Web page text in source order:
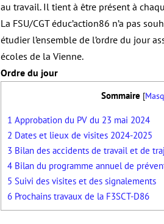
au travail. Il tient à être présent à
La FSU/CGT éduc’action86 n’a pas
étudier l’ensemble de l’ordre du jour
écoles de la Vienne.
Ordre du jour
Sommaire [
1 Approbation du PV du 23 mai 2024
2 Dates et lieux de visites 2024-2025
3 Bilan des accidents de travail et de
4 Bilan du programme annuel de
5 Suivi des visites et des signalements
6 Prochains travaux de la F3SCT-D86